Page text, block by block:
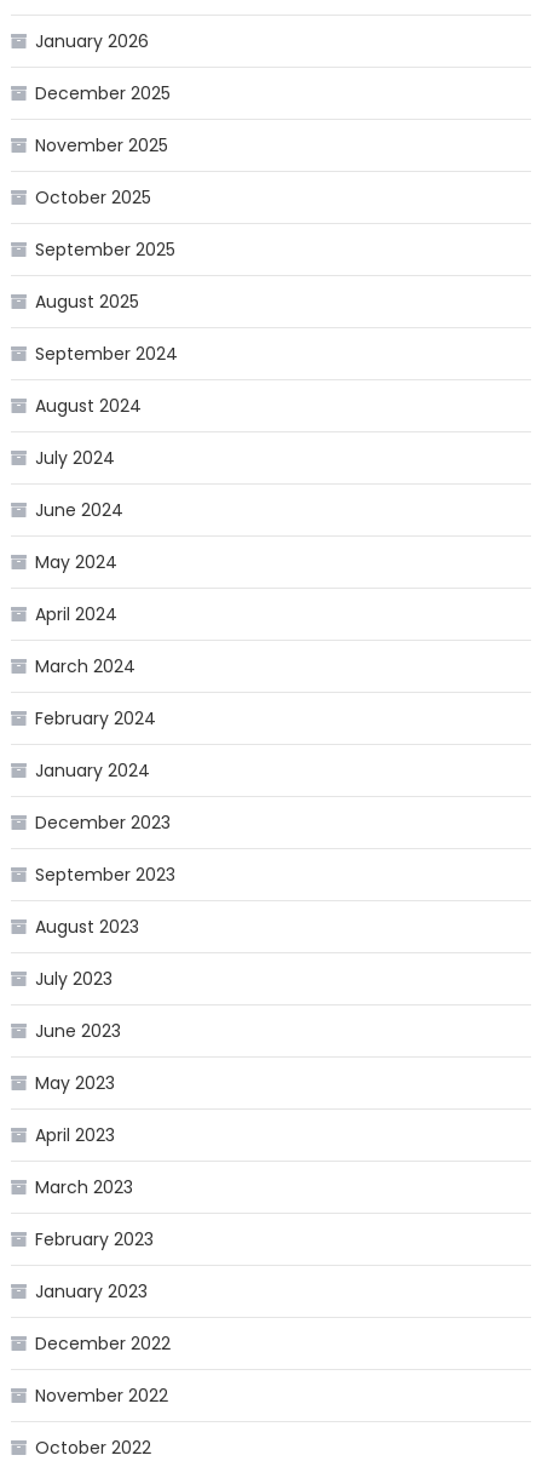
January 2026
December 2025
November 2025
October 2025
September 2025
August 2025
September 2024
August 2024
July 2024
June 2024
May 2024
April 2024
March 2024
February 2024
January 2024
December 2023
September 2023
August 2023
July 2023
June 2023
May 2023
April 2023
March 2023
February 2023
January 2023
December 2022
November 2022
October 2022